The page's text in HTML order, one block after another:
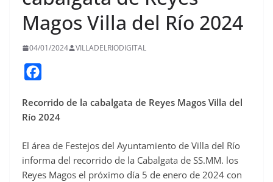
Magos Villa del Río 2024
04/01/2024 VILLADELRIODIGITAL
c
e
o
o
Recorrido de la cabalgata de Reyes Magos Villa del
Río 2024
El área de Festejos del Ayuntamiento de Villa del Río
informa del recorrido de la Cabalgata de SS.MM. los
Reyes Magos el próximo día 5 de enero de 2024 con